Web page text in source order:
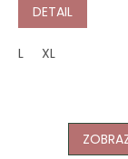
DETAIL
L XL